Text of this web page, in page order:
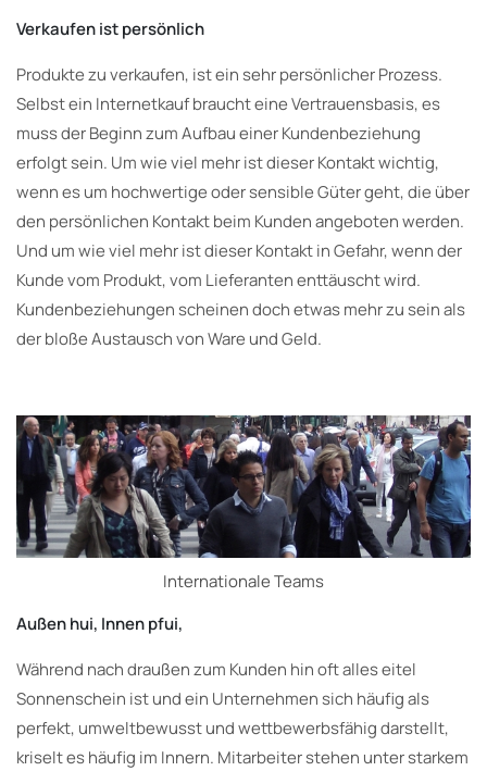
Verkaufen ist persönlich
Produkte zu verkaufen, ist ein sehr persönlicher Prozess.
Selbst ein Internetkauf braucht eine Vertrauensbasis, es
muss der Beginn zum Aufbau einer Kundenbeziehung
erfolgt sein. Um wie viel mehr ist dieser Kontakt wichtig,
wenn es um hochwertige oder sensible Güter geht, die über
den persönlichen Kontakt beim Kunden angeboten werden.
Und um wie viel mehr ist dieser Kontakt in Gefahr, wenn der
Kunde vom Produkt, vom Lieferanten enttäuscht wird.
Kundenbeziehungen scheinen doch etwas mehr zu sein als
der bloße Austausch von Ware und Geld.
Internationale Teams
Außen hui, Innen pfui,
Während nach draußen zum Kunden hin oft alles eitel
Sonnenschein ist und ein Unternehmen sich häufig als
perfekt, umweltbewusst und wettbewerbsfähig darstellt,
kriselt es häufig im Innern. Mitarbeiter stehen unter starkem